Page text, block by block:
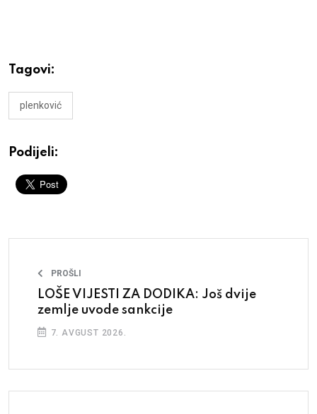
Tagovi:
plenković
Podijeli:
PROŠLI
LOŠE VIJESTI ZA DODIKA: Još dvije
zemlje uvode sankcije
7. AVGUST 2026.